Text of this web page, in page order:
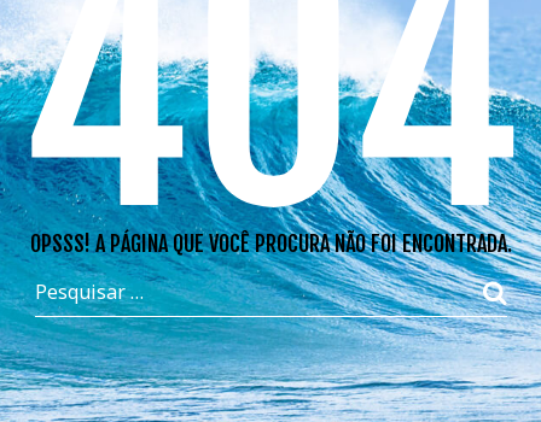
404
OPSSS! A PÁGINA QUE VOCÊ PROCURA NÃO FOI ENCONTRADA.